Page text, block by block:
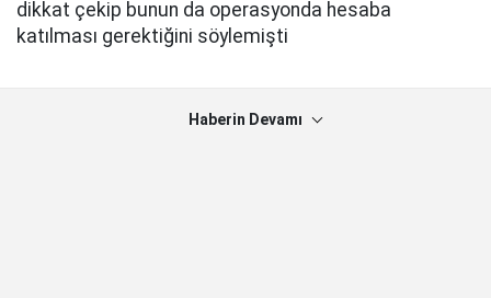
dikkat çekip bunun da operasyonda hesaba
katılması gerektiğini söylemişti
Haberin Devamı